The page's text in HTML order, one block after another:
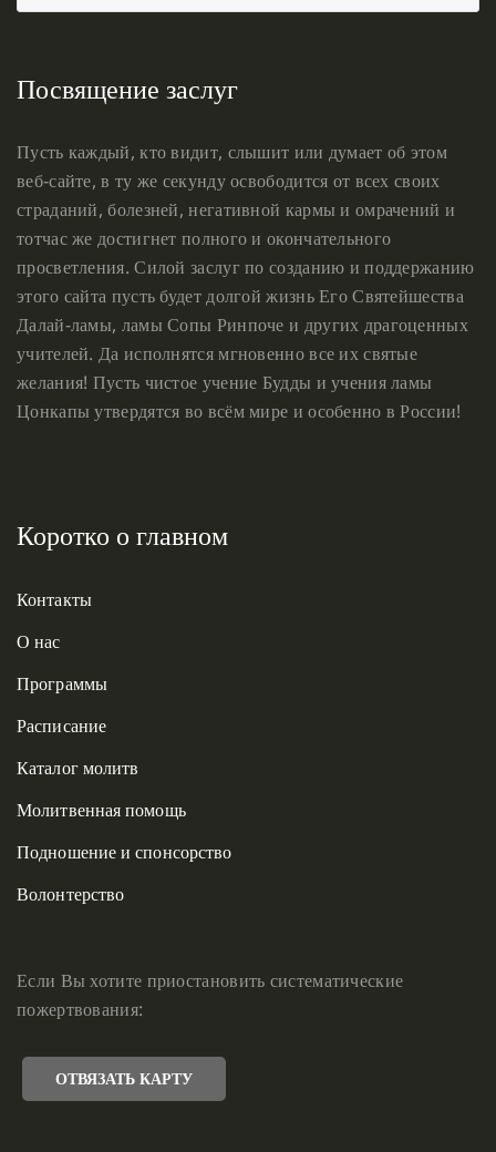
Посвящение заслуг
Пусть каждый, кто видит, слышит или думает об этом
веб-сайте, в ту же секунду освободится от всех своих
страданий, болезней, негативной кармы и омрачений и
тотчас же достигнет полного и окончательного
просветления. Силой заслуг по созданию и поддержанию
этого сайта пусть будет долгой жизнь Его Святейшества
Далай-ламы, ламы Сопы Ринпоче и других драгоценных
учителей. Да исполнятся мгновенно все их святые
желания! Пусть чистое учение Будды и учения ламы
Цонкапы утвердятся во всём мире и особенно в России!
Коротко о главном
Контакты
О нас
Программы
Расписание
Каталог молитв
Молитвенная помощь
Подношение и спонсорство
Волонтерство
Если Вы хотите приостановить систематические
пожертвования:
ОТВЯЗАТЬ КАРТУ